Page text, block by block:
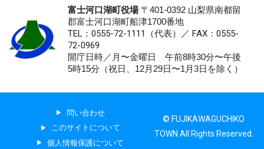
富士河口湖町役場〒401-0392 山梨県南都留
郡富士河口湖町船津1700番地
TEL：0555-72-1111 （代表）／ FAX：0555-
72-0969
開庁日時／月〜金曜日 午前8時30分〜午後
5時15分（祝日、12月29日〜1月3日を除く）
問い合わせ
このサイトについて
個人情報保護について
© FUJIKAWAGUCHIKO
TOWN All Rights Reserved.